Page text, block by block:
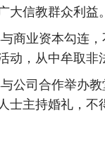
大信教群众利益。
业资本勾连，
动，从中牟取非
司合作举办教
士主持婚礼，不